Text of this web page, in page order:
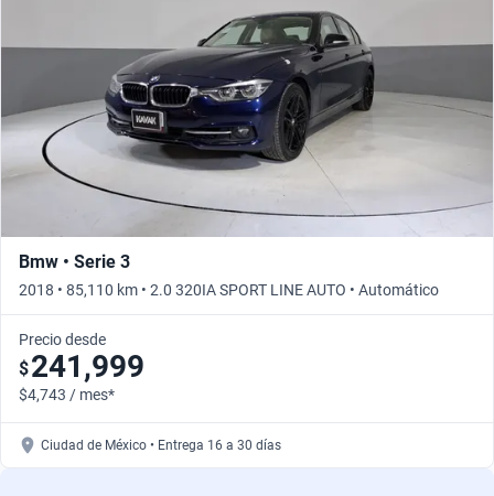
Bmw • Serie 3
2018 • 85,110 km • 2.0 320IA SPORT LINE AUTO • Automático
Precio desde
$241,999
$4,743 / mes*
Ciudad de México • Entrega 16 a 30 días